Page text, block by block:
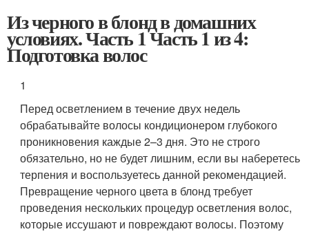
Из черного в блонд в домашних
условиях. Часть 1 Часть 1 из 4:
Подготовка волос
1
Перед осветлением в течение двух недель
обрабатывайте волосы кондиционером глубокого
проникновения каждые 2–3 дня. Это не строго
обязательно, но не будет лишним, если вы наберетесь
терпения и воспользуетесь данной рекомендацией.
Превращение черного цвета в блонд требует
проведения нескольких процедур осветления волос,
которые иссушают и повреждают волосы. Поэтому